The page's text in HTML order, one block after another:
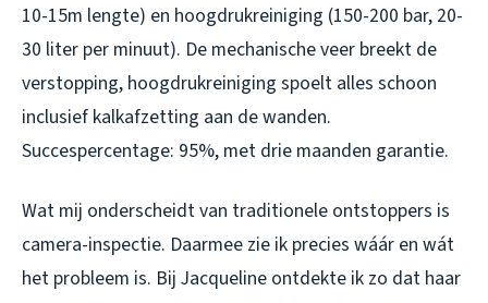
10-15m lengte) en hoogdrukreiniging (150-200 bar, 20-
30 liter per minuut). De mechanische veer breekt de
verstopping, hoogdrukreiniging spoelt alles schoon
inclusief kalkafzetting aan de wanden.
Succespercentage: 95%, met drie maanden garantie.
Wat mij onderscheidt van traditionele ontstoppers is
camera-inspectie. Daarmee zie ik precies wáár en wát
het probleem is. Bij Jacqueline ontdekte ik zo dat haar